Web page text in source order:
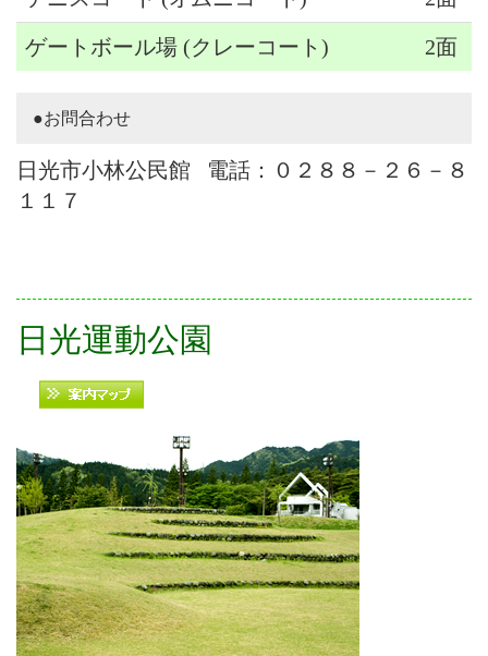
ゲートボール場 (クレーコート) 2面
●お問合わせ
日光市小林公民館 電話：０２８８－２６－８
１１７
日光運動公園